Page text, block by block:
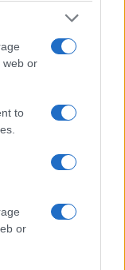
web or
to
or